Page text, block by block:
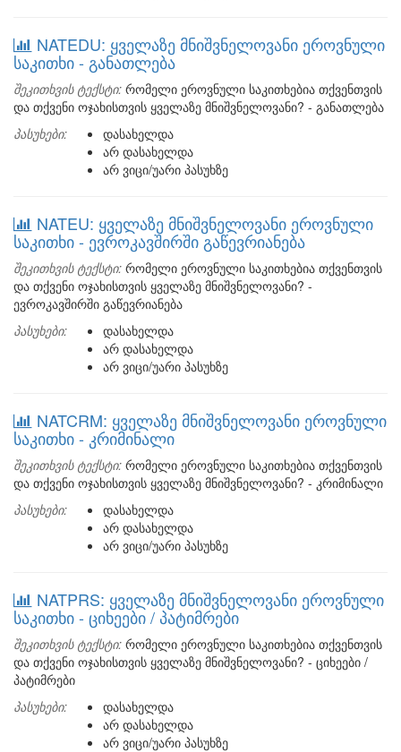
NATEDU: ყველაზე მნიშვნელოვანი ეროვნული
საკითხი - განათლება
შეკითხვის ტექსტი: რომელი ეროვნული საკითხებია თქვენთვის
და თქვენი ოჯახისთვის ყველაზე მნიშვნელოვანი? - განათლება
პასუხები:
დასახელდა
არ დასახელდა
არ ვიცი/უარი პასუხზე
NATEU: ყველაზე მნიშვნელოვანი ეროვნული
საკითხი - ევროკავშირში გაწევრიანება
შეკითხვის ტექსტი: რომელი ეროვნული საკითხებია თქვენთვის
და თქვენი ოჯახისთვის ყველაზე მნიშვნელოვანი? -
ევროკავშირში გაწევრიანება
პასუხები:
დასახელდა
არ დასახელდა
არ ვიცი/უარი პასუხზე
NATCRM: ყველაზე მნიშვნელოვანი ეროვნული
საკითხი - კრიმინალი
შეკითხვის ტექსტი: რომელი ეროვნული საკითხებია თქვენთვის
და თქვენი ოჯახისთვის ყველაზე მნიშვნელოვანი? - კრიმინალი
პასუხები:
დასახელდა
არ დასახელდა
არ ვიცი/უარი პასუხზე
NATPRS: ყველაზე მნიშვნელოვანი ეროვნული
საკითხი - ციხეები / პატიმრები
შეკითხვის ტექსტი: რომელი ეროვნული საკითხებია თქვენთვის
და თქვენი ოჯახისთვის ყველაზე მნიშვნელოვანი? - ციხეები /
პატიმრები
პასუხები:
დასახელდა
არ დასახელდა
არ ვიცი/უარი პასუხზე